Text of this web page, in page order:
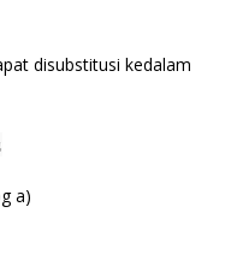
disubstitusi kedalam
a)